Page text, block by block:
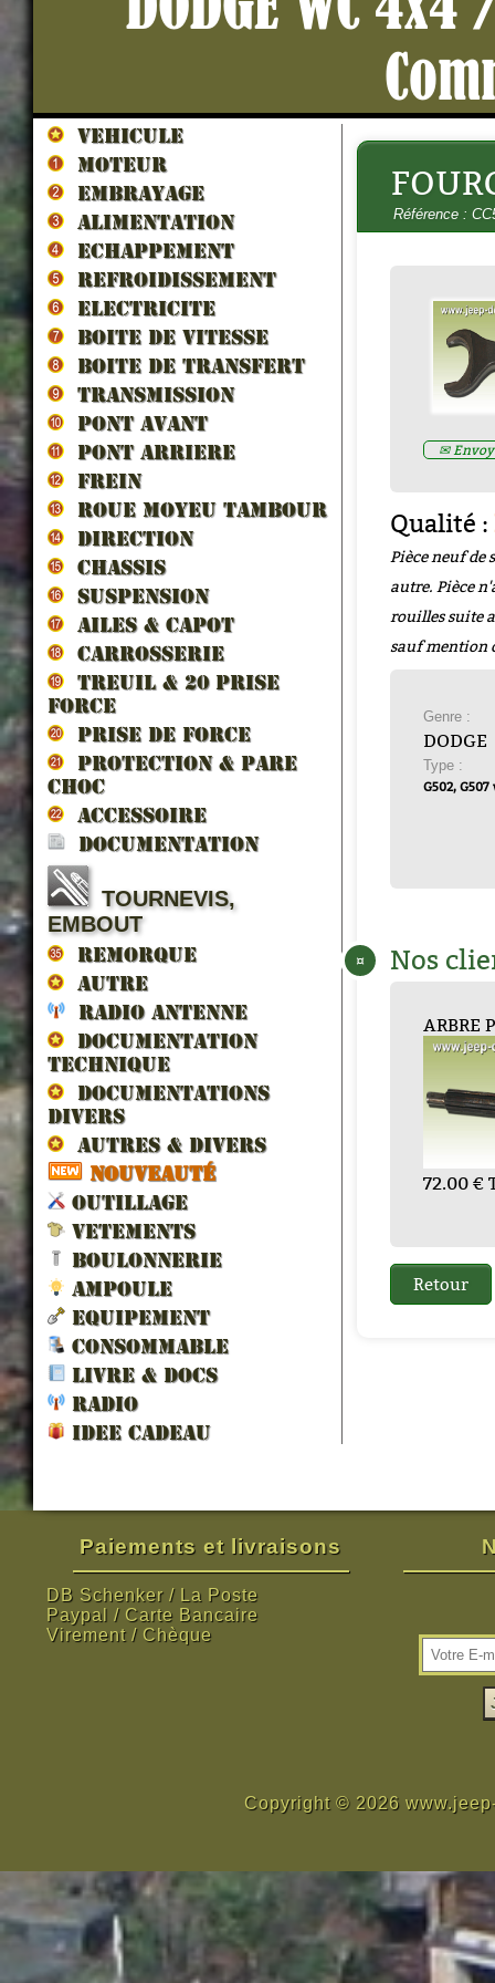
VEHICULE
MOTEUR
EMBRAYAGE
ALIMENTATION
ECHAPPEMENT
REFROIDISSEMENT
ELECTRICITE
BOITE DE VITESSE
BOITE DE TRANSFERT
TRANSMISSION
PONT AVANT
PONT ARRIERE
FREIN
ROUE MOYEU TAMBOUR
DIRECTION
CHASSIS
SUSPENSION
AILES & CAPOT
CARROSSERIE
TREUIL & 20 prise
force
PRISE DE FORCE
PROTECTION & PARE
CHOC
ACCESSOIRE
DOCUMENTATION
TOURNEVIS,
EMBOUT
REMORQUE
AUTRE
RADIO ANTENNE
DOCUMENTATION
TECHNIQUE
DOCUMENTATIONS
DIVERS
AUTRES & DIVERS
NOUVEAUTÉ
OUTILLAGE
VETEMENTS
BOULONNERIE
AMPOULE
EQUIPEMENT
CONSOMMABLE
LIVRE & DOCS
RADIO
IDEE CADEAU
Référence :
✉
Qualité :
Pièce neuf de
autre. Pièce
rouilles suite
sauf mention
Genre :
DODGE
Type :
G502, G507
HUILE PONT/BOITE 80W90
collection) 5litres
- H80W90
Prix : 70.00€ HT
¤ Nos
PIGNON MARCHE
...
51.60 € TTC
ARBRE PRIMAIRE... JEU
24.00
LEVIER BV...
60.00 € TTC
Paiements et livraisons
DB Schenker / La Poste
Paypal / Carte Bancaire
Virement / Chèque
Copyright © 2026